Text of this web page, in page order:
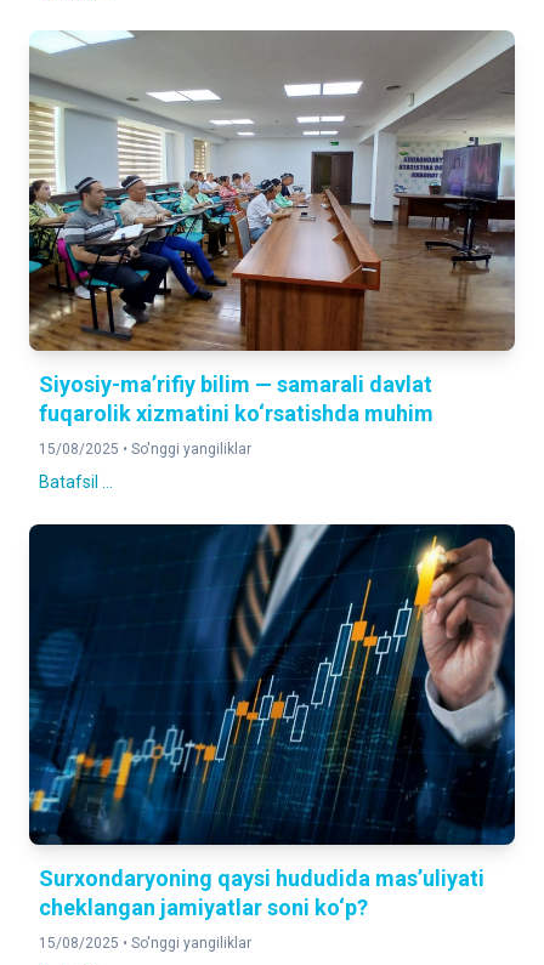
Siyosiy-ma’rifiy bilim — samarali davlat
fuqarolik xizmatini ko‘rsatishda muhim
15/08/2025 • So'nggi yangiliklar
Batafsil ...
Surxondaryoning qaysi hududida mas’uliyati
cheklangan jamiyatlar soni ko‘p?
15/08/2025 • So'nggi yangiliklar